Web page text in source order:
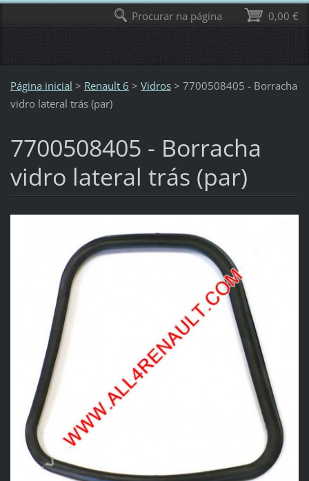
Página inicial > Renault 6 > Vidros > 7700508405 - Borracha
vidro lateral trás (par)
7700508405 - Borracha
vidro lateral trás (par)
0,00 €
Procurar na página